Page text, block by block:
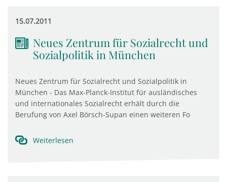
15.07.2011
Neues Zentrum für Sozialrecht und
Sozialpolitik in München
Neues Zentrum für Sozialrecht und Sozialpolitik in
München - Das Max-Planck-Institut für ausländisches
und internationales Sozialrecht erhält durch die
Berufung von Axel Börsch-Supan einen weiteren Fo
Weiterlesen